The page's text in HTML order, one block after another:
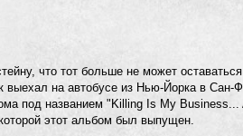
что тот больше не может оставаться
выехал на автобусе из Нью-Йорка в Сан-
под названием "Killing Is My
этот альбом был выпущен.